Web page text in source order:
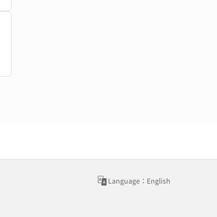
Language：English